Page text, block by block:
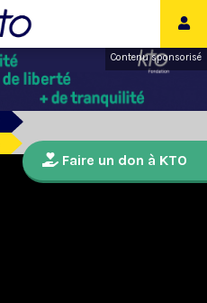
Contenu sponsorisé
Faire un don à KTO